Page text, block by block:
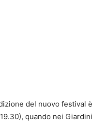
del nuovo festival è
quando nei Giardini